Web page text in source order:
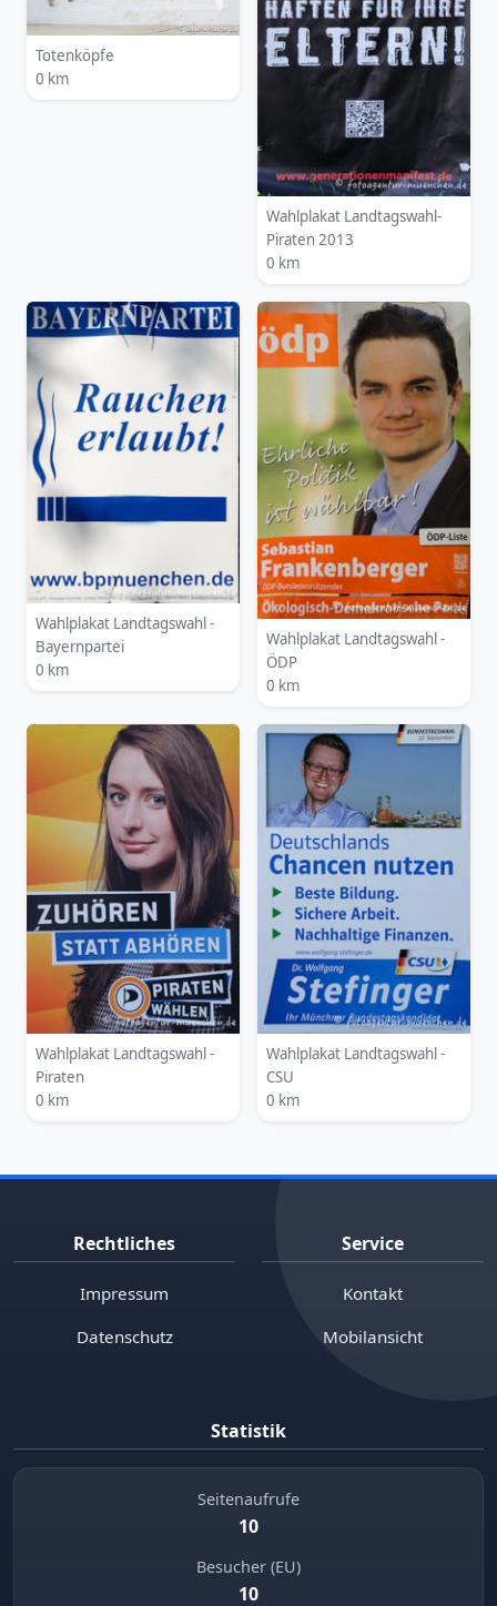
Totenköpfe
0 km
Wahlplakat Landtagswahl-
Piraten 2013
0 km
Wahlplakat Landtagswahl -
Bayernpartei
0 km
Wahlplakat Landtagswahl -
ÖDP
0 km
Wahlplakat Landtagswahl -
Piraten
0 km
Wahlplakat Landtagswahl -
CSU
0 km
Rechtliches
Impressum
Datenschutz
Service
Kontakt
Mobilansicht
Statistik
Seitenaufrufe
10
Besucher (EU)
10